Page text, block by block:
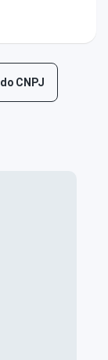
CNPJ